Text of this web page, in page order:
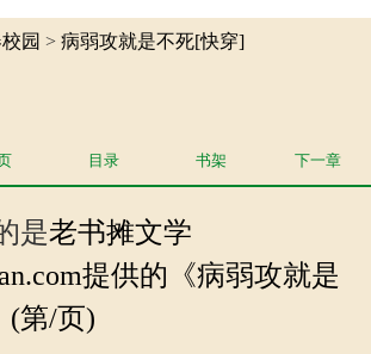
园 > 病弱攻就是不死[快穿]
目录 书架 下一章
是老书摊文学
提供的《病弱攻就是
(第/页)